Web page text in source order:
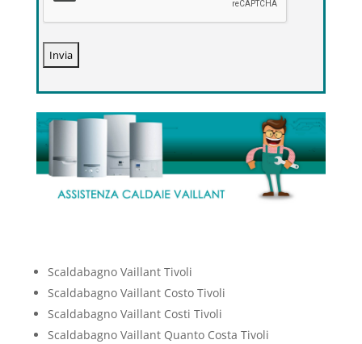
Scaldabagno Vaillant Tivoli
Scaldabagno Vaillant Costo Tivoli
Scaldabagno Vaillant Costi Tivoli
Scaldabagno Vaillant Quanto Costa Tivoli